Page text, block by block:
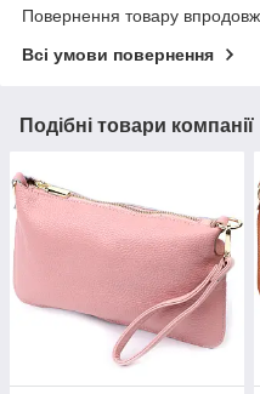
Повернення товару
Всі умови повернення
Подібні товари компанії